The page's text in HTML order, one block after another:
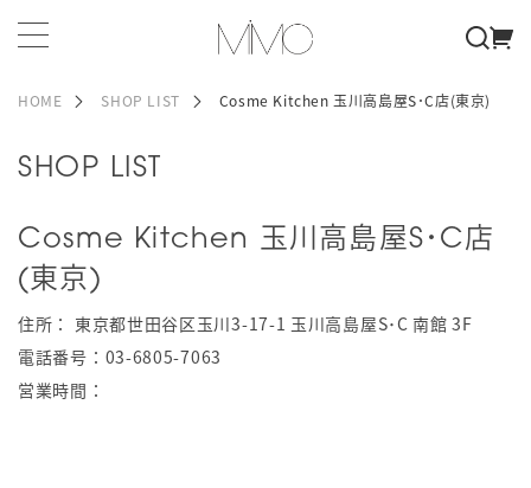
HOME SHOP LIST Cosme Kitchen 玉川高島屋S･C店(東京)
SHOP LIST
Cosme Kitchen 玉川高島屋S･C店
(東京)
住所： 東京都世田谷区玉川3-17-1 玉川高島屋S･C 南館 3F
電話番号： 03-6805-7063
営業時間：